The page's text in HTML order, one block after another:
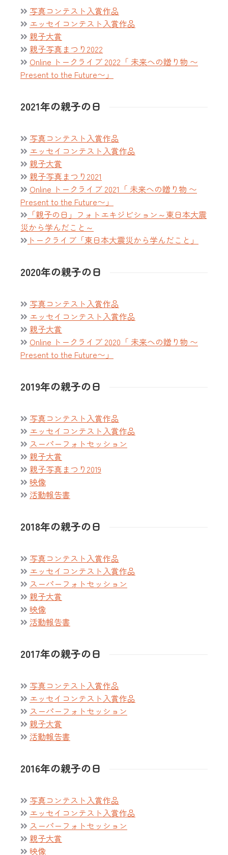
写真コンテスト入賞作品
エッセイコンテスト入賞作品
親子大賞
親子写真まつり2022
Online トークライブ 2022「 未来への贈り物 〜
Present to the Future〜」
2021年の親子の日
写真コンテスト入賞作品
エッセイコンテスト入賞作品
親子大賞
親子写真まつり2021
Online トークライブ 2021「 未来への贈り物 〜
Present to the Future〜」
「親子の日」フォトエキジビション～東日本大震
災から学んだこと～
トークライブ「東日本大震災から学んだこと」
2020年の親子の日
写真コンテスト入賞作品
エッセイコンテスト入賞作品
親子大賞
Online トークライブ 2020「 未来への贈り物 〜
Present to the Future〜」
2019年の親子の日
写真コンテスト入賞作品
エッセイコンテスト入賞作品
スーパーフォトセッション
親子大賞
親子写真まつり2019
映像
活動報告書
2018年の親子の日
写真コンテスト入賞作品
エッセイコンテスト入賞作品
スーパーフォトセッション
親子大賞
映像
活動報告書
2017年の親子の日
写真コンテスト入賞作品
エッセイコンテスト入賞作品
スーパーフォトセッション
親子大賞
活動報告書
2016年の親子の日
写真コンテスト入賞作品
エッセイコンテスト入賞作品
スーパーフォトセッション
親子大賞
映像